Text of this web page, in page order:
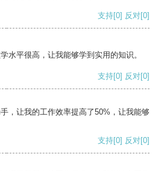
支持[0] 反对[0]
水平很高，让我能够学到实用的知识。
支持[0] 反对[0]
，让我的工作效率提高了50%，让我能够
支持[0] 反对[0]